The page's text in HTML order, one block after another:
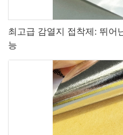
최고급 감열지 접착제: 뛰어
능